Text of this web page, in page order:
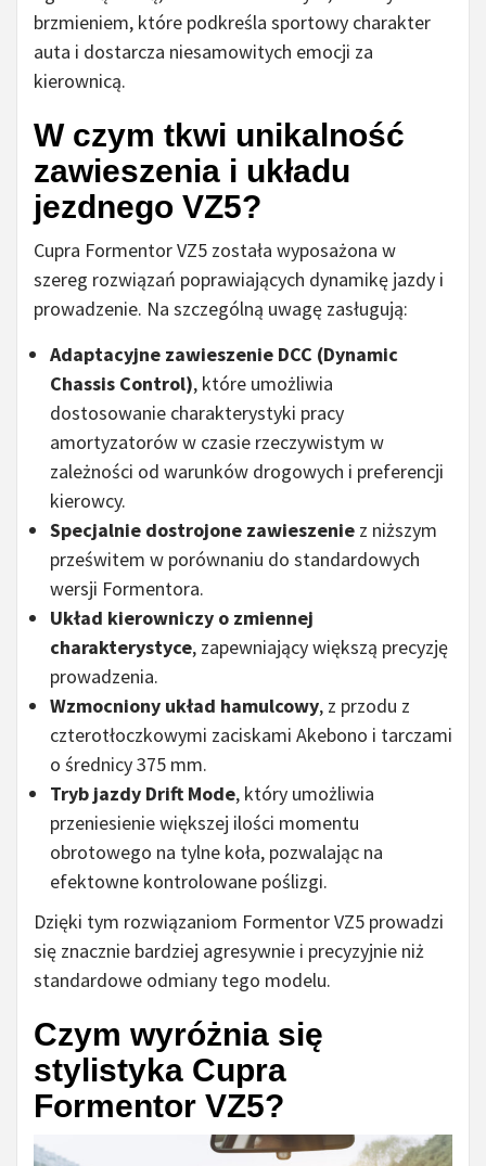
brzmieniem, które podkreśla sportowy charakter
auta i dostarcza niesamowitych emocji za
kierownicą.
W czym tkwi unikalność
zawieszenia i układu
jezdnego VZ5?
Cupra Formentor VZ5 została wyposażona w
szereg rozwiązań poprawiających dynamikę jazdy i
prowadzenie. Na szczególną uwagę zasługują:
Adaptacyjne zawieszenie DCC (Dynamic
Chassis Control), które umożliwia
dostosowanie charakterystyki pracy
amortyzatorów w czasie rzeczywistym w
zależności od warunków drogowych i preferencji
kierowcy.
Specjalnie dostrojone zawieszenie z niższym
prześwitem w porównaniu do standardowych
wersji Formentora.
Układ kierowniczy o zmiennej
charakterystyce, zapewniający większą precyzję
prowadzenia.
Wzmocniony układ hamulcowy, z przodu z
czterotłoczkowymi zaciskami Akebono i tarczami
o średnicy 375 mm.
Tryb jazdy Drift Mode, który umożliwia
przeniesienie większej ilości momentu
obrotowego na tylne koła, pozwalając na
efektowne kontrolowane poślizgi.
Dzięki tym rozwiązaniom Formentor VZ5 prowadzi
się znacznie bardziej agresywnie i precyzyjnie niż
standardowe odmiany tego modelu.
Czym wyróżnia się
stylistyka Cupra
Formentor VZ5?